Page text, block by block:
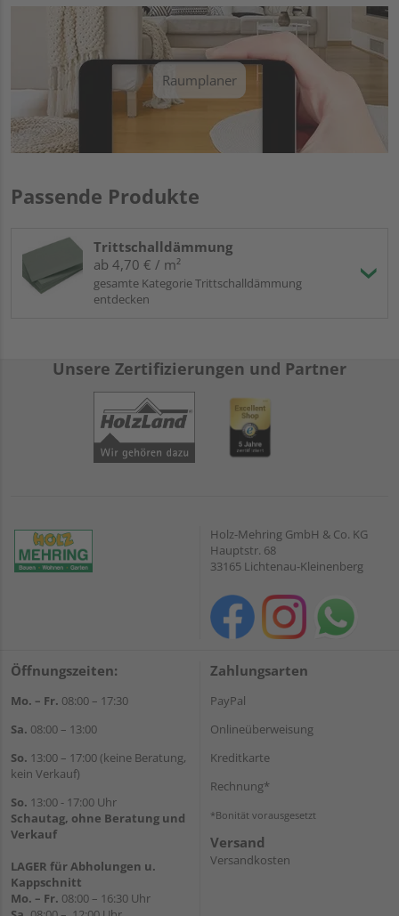
Raumplaner
Passende Produkte
Trittschalldämmung
ab 4,70 € / m²
gesamte Kategorie Trittschalldämmung
entdecken
Unsere Zertifizierungen und Partner
Holz-Mehring GmbH & Co. KG
Hauptstr. 68
33165 Lichtenau-Kleinenberg
Öffnungszeiten:
Mo. – Fr. 08:00 – 17:30
Sa. 08:00 – 13:00
So. 13:00 – 17:00 (keine Beratung,
kein Verkauf)
So. 13:00 - 17:00 Uhr
Schautag, ohne Beratung und
Verkauf
LAGER für Abholungen u.
Kappschnitt
Mo. – Fr. 08:00 – 16:30 Uhr
Zahlungsarten
PayPal
Onlineüberweisung
Kreditkarte
Rechnung*
*Bonität vorausgesetzt
Versand
Versandkosten